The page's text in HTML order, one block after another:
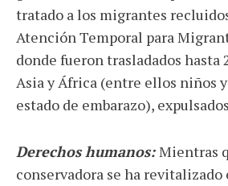
tratado a los migrantes
Atención Temporal para
donde fueron trasladados hasta
Asia y África (entre ellos niños
estado de embarazo),
Derechos humanos:Mientras
conservadora se ha revitalizado